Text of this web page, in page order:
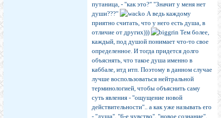
путаница, - "как это?" "Значит у меня нет
души???"
А ведь каждому
приятно считать, что у него есть душа, в
отличие от других)))
Тем более,
каждый, под душой понимает что-то свое
определенное. И тогда придется долго
объяснять, что такое душа именно в
каббале, итд итп. Поэтому в данном случае
лучше воспользоваться нейтральной
терминологией, чтобы объяснить саму
суть явления - "ощущение новой
действительности".. а как уже называть его
- "душа", "6-е чувство", "новое сознание",